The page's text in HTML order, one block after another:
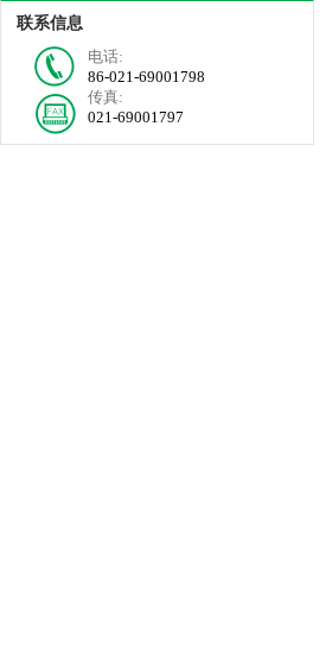
联系信息
电话:
86-021-69001798
传真:
021-69001797